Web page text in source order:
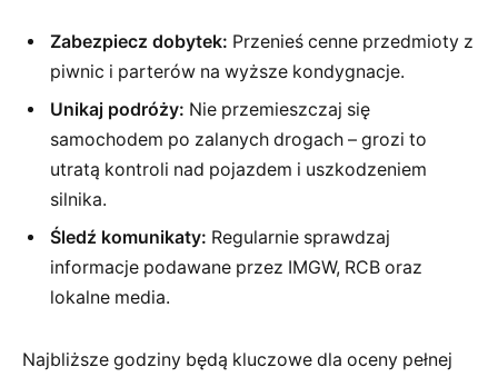
Zabezpiecz dobytek: Przenieś cenne przedmioty z
piwnic i parterów na wyższe kondygnacje.
Unikaj podróży: Nie przemieszczaj się
samochodem po zalanych drogach – grozi to
utratą kontroli nad pojazdem i uszkodzeniem
silnika.
Śledź komunikaty: Regularnie sprawdzaj
informacje podawane przez IMGW, RCB oraz
lokalne media.
Najbliższe godziny będą kluczowe dla oceny pełnej